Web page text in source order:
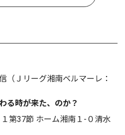
（Ｊリーグ湘南ベルマーレ：
る時が来た、のか？
第37節 ホーム湘南１-０清水